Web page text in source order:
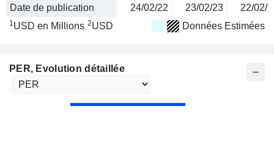
Date de publication 24/02/22 23/02/23 22/02/
1USD en Millions 2USD Données Estimées
PER, Evolution détaillée